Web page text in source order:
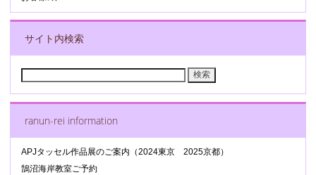
サイト内検索
ranun-rei information
APJタッセル作品展のご案内（2024東京 2025京都）
鵠沼海岸教室ご予約